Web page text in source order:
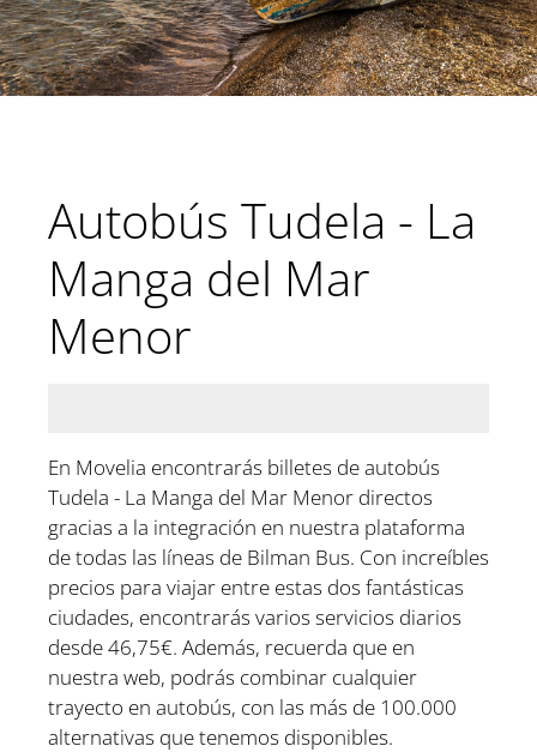
Autobús Tudela - La
Manga del Mar
Menor
En Movelia encontrarás billetes de autobús
Tudela - La Manga del Mar Menor directos
gracias a la integración en nuestra plataforma
de todas las líneas de Bilman Bus. Con increíbles
precios para viajar entre estas dos fantásticas
ciudades, encontrarás varios servicios diarios
desde 46,75€. Además, recuerda que en
nuestra web, podrás combinar cualquier
trayecto en autobús, con las más de 100.000
alternativas que tenemos disponibles.